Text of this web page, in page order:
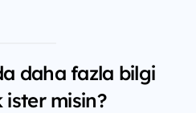
daha fazla bilgi
ister misin?